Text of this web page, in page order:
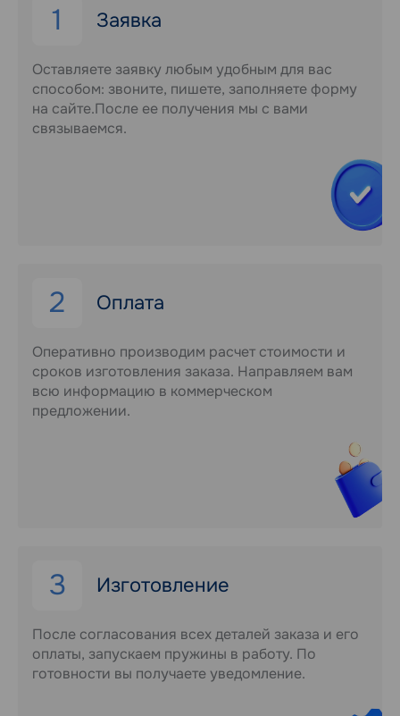
1 Заявка
Оставляете заявку любым удобным для вас
способом: звоните, пишете, заполняете форму
на сайте.После ее получения мы с вами
связываемся.
2 Оплата
Оперативно производим расчет стоимости и
сроков изготовления заказа. Направляем вам
всю информацию в коммерческом
предложении.
3 Изготовление
После согласования всех деталей заказа и его
оплаты, запускаем пружины в работу. По
готовности вы получаете уведомление.